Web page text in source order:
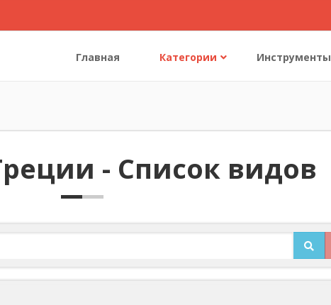
Главная Категории Инструменты
- Список видов